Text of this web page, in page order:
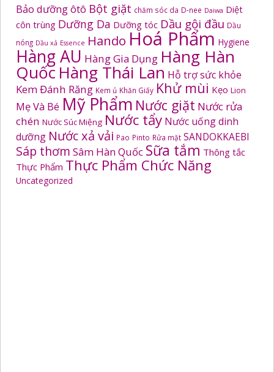
Bảo dưỡng ôtô Bột giặt chăm sóc da D-nee Daiwa Diệt
côn trùng Dưỡng Da Dưỡng tóc Dầu gội đầu Dầu
nóng Dầu xả Essence Hando Hoá Phẩm Hygiene
Hàng AU Hàng Gia Dụng Hàng Hàn
Quốc Hàng Thái Lan Hỗ trợ sức khỏe
Kem Đánh Răng Kem ủ Khăn Giấy Khử mùi Kẹo Lion
Mẹ Và Bé Mỹ Phẩm Nước giặt Nước rửa
chén Nước Súc Miệng Nước tẩy Nước uống dinh
dưỡng Nước xả vải Pao Pinto Rửa mặt SANDOKKAEBI
Sáp thơm Sâm Hàn Quốc Sữa tắm Thông tắc
Thực Phẩm Thực Phẩm Chức Năng
Uncategorized